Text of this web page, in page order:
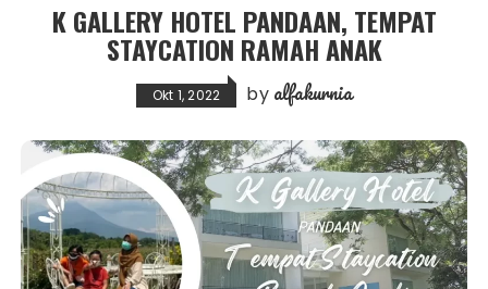
K GALLERY HOTEL PANDAAN, TEMPAT
STAYCATION RAMAH ANAK
Okt 1, 2022 by alfakurnia